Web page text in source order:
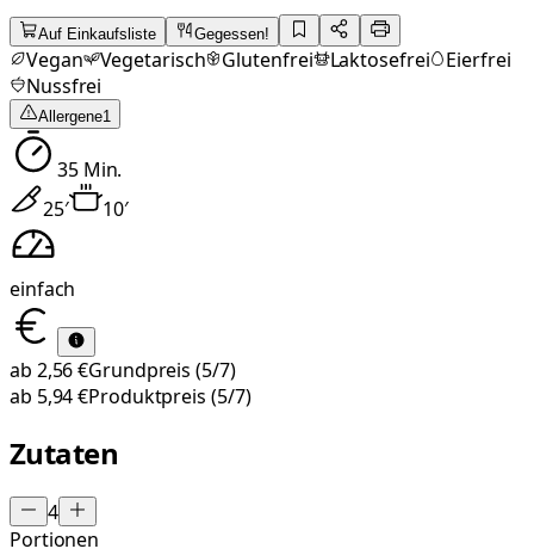
Auf Einkaufsliste Gegessen!
Vegan Vegetarisch Glutenfrei Laktosefrei
Eierfrei
Nussfrei
Allergene1
35Min.
25′ 10′
einfach
ab 2,56 €Grundpreis (5/7)
ab 5,94 €Produktpreis (5/7)
Zutaten
4
Portionen